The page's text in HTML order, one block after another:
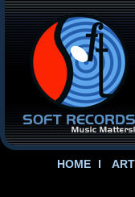
HOME